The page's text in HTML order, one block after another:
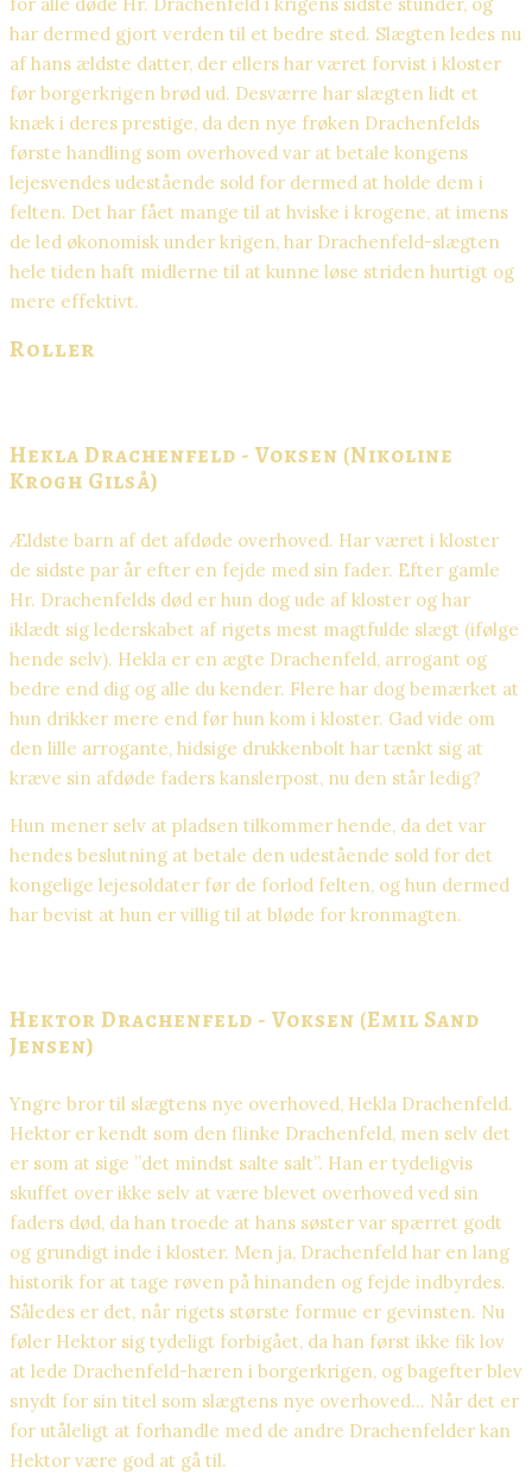
har dermed gjort verden til et bedre sted. Slægten ledes nu
af hans ældste datter, der ellers har været forvist i kloster
før borgerkrigen brød ud. Desværre har slægten lidt et
knæk i deres prestige, da den nye frøken Drachenfelds
første handling som overhoved var at betale kongens
lejesvendes udestående sold for dermed at holde dem i
felten. Det har fået mange til at hviske i krogene, at imens
de led økonomisk under krigen, har Drachenfeld-slægten
hele tiden haft midlerne til at kunne løse striden hurtigt og
mere effektivt.
Roller
Hekla Drachenfeld - Voksen (Nikoline
Krogh Gilså)
Ældste barn af det afdøde overhoved. Har været i kloster
de sidste par år efter en fejde med sin fader. Efter gamle
Hr. Drachenfelds død er hun dog ude af kloster og har
iklædt sig lederskabet af rigets mest magtfulde slægt (ifølge
hende selv). Hekla er en ægte Drachenfeld, arrogant og
bedre end dig og alle du kender. Flere har dog bemærket at
hun drikker mere end før hun kom i kloster. Gad vide om
den lille arrogante, hidsige drukkenbolt har tænkt sig at
kræve sin afdøde faders kanslerpost, nu den står ledig?
Hun mener selv at pladsen tilkommer hende, da det var
hendes beslutning at betale den udestående sold for det
kongelige lejesoldater før de forlod felten, og hun dermed
har bevist at hun er villig til at bløde for kronmagten.​
Hektor Drachenfeld - Voksen (Emil Sand
Jensen)
Yngre bror til slægtens nye overhoved, Hekla Drachenfeld.
Hektor er kendt som den flinke Drachenfeld, men selv det
er som at sige ”det mindst salte salt”. Han er tydeligvis
skuffet over ikke selv at være blevet overhoved ved sin
faders død, da han troede at hans søster var spærret godt
og grundigt inde i kloster. Men ja, Drachenfeld har en lang
historik for at tage røven på hinanden og fejde indbyrdes.
Således er det, når rigets største formue er gevinsten. Nu
føler Hektor sig tydeligt forbigået, da han først ikke fik lov
at lede Drachenfeld-hæren i borgerkrigen, og bagefter blev
snydt for sin titel som slægtens nye overhoved… Når det er
for utåleligt at forhandle med de andre Drachenfelder kan
Hektor være god at gå til.